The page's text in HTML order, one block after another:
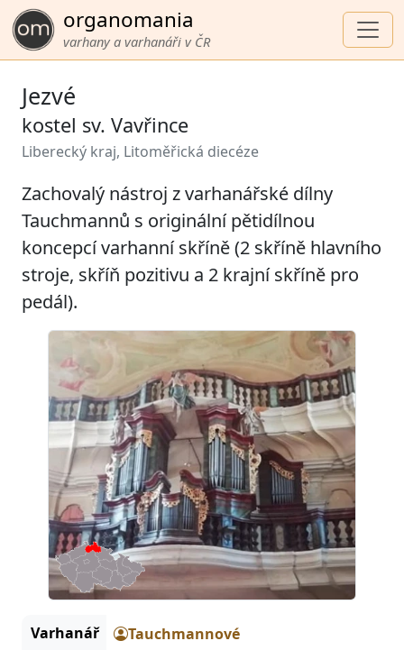
organomania
varhany a varhanáři v ČR
Jezvé
kostel sv. Vavřince
Liberecký kraj, Litoměřická diecéze
Zachovalý nástroj z varhanářské dílny
Tauchmannů s originální pětidílnou
koncepcí varhanní skříně (2 skříně hlavního
stroje, skříň pozitivu a 2 krajní skříně pro
pedál).
Varhanář
Tauchmannové